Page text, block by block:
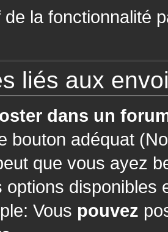
de la fonctionnalité
liés aux
dans un
bouton adéquat
que vous ayez
options
Vous pouvez